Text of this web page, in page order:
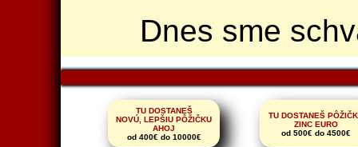
Dnes sme
TU DOSTANEŠ
NOVÚ, LEPŠIU PÔŽIČKU
AHOJ
od 400€ do 10000€
TU DOSTANEŠ
ZINC EURO
od 500€ do 4500€